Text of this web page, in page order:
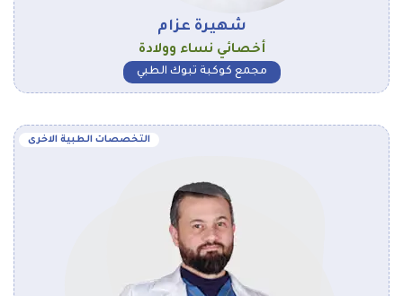
شهيرة عزام
أخصائي نساء وولادة
مجمع كوكبة تبوك الطبي
التخصصات الطبية الاخرى